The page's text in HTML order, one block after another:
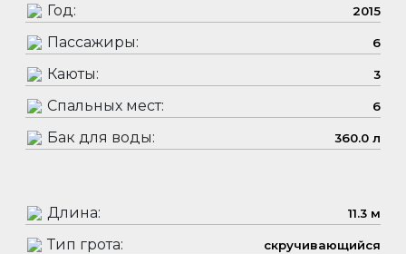
Год: 2015
Пассажиры: 6
Каюты: 3
Спальных мест: 6
Бак для воды: 360.0 л
Длина: 11.3 м
Тип грота: скручивающийся